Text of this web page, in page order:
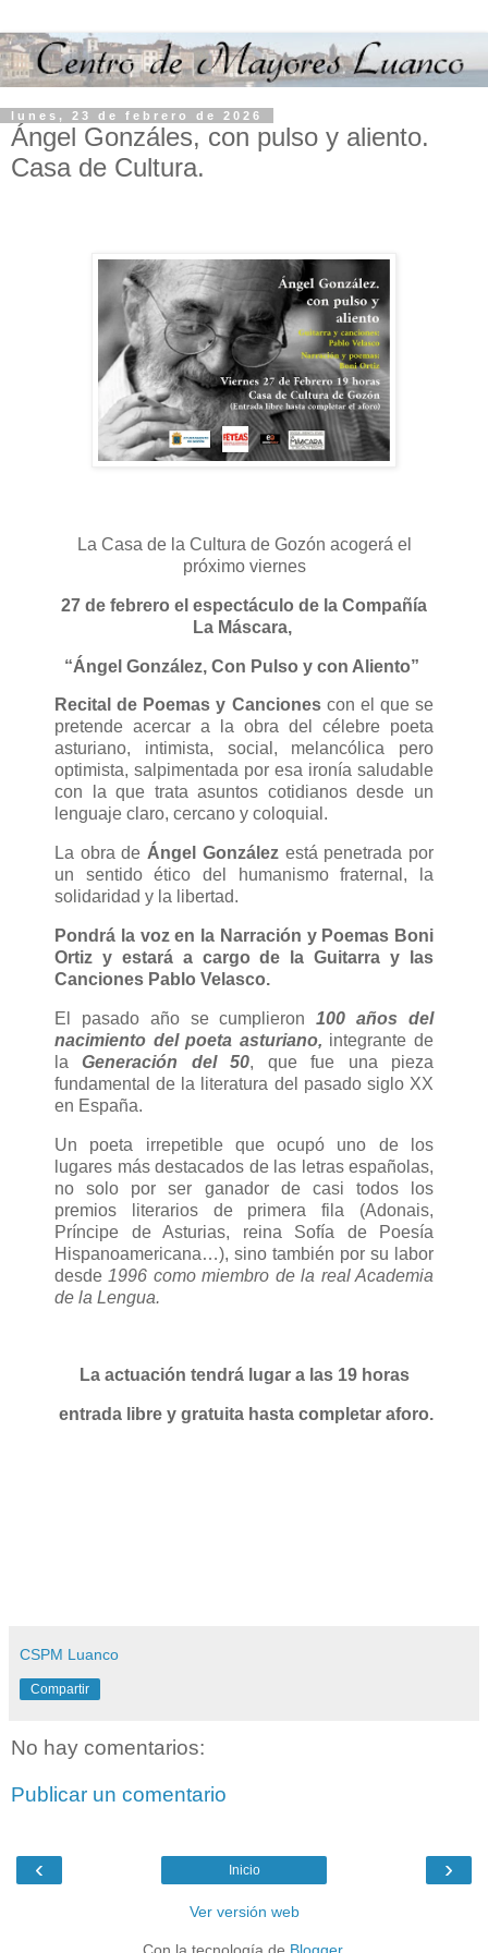
lunes, 23 de febrero de 2026
Ángel Gonzáles, con pulso y aliento.
Casa de Cultura.
La Casa de la Cultura de Gozón acogerá el
próximo viernes
27 de febrero el espectáculo de la Compañía
La Máscara,
“Ángel González, Con Pulso y con Aliento”
Recital de Poemas y Cancionescon el que se
pretende acercar a la obra del célebre poeta
asturiano, intimista, social, melancólica pero
optimista, salpimentada por esa ironía saludable
con la que trata asuntos cotidianos desde un
lenguaje claro, cercano y coloquial.
La obra de Ángel González está penetrada por
un sentido ético del humanismo fraternal, la
solidaridad y la libertad.
Pondrá la voz en la Narración y Poemas Boni
Ortiz y estará a cargo de la Guitarra y las
Canciones Pablo Velasco.
El pasado año se cumplieron100 años del
nacimiento del poeta asturiano, integrante de
laGeneración del 50, que fue una pieza
fundamental de la literatura del pasado siglo XX
en España.
Un poeta irrepetible que ocupó uno de los
lugares más destacados de las letras españolas,
no solo por ser ganador de casi todos los
premios literarios de primera fila (Adonais,
Príncipe de Asturias, reina Sofía de Poesía
Hispanoamericana…), sino también por su labor
desde 1996 como miembro de la real Academia
de la Lengua.
La actuación tendrá lugar a las 19 horas
entrada libre y gratuita hasta completar aforo.
CSPM Luanco
Compartir
No hay comentarios:
Publicar un comentario
‹ ›
Inicio
Ver versión web
Con la tecnología de Blogger.